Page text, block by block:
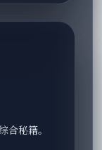
合秘籍。